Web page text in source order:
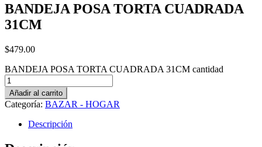
BANDEJA POSA TORTA CUADRADA
31CM
$479.00
BANDEJA POSA TORTA CUADRADA 31CM cantidad
Añadir al carrito
Categoría: BAZAR - HOGAR
Descripción